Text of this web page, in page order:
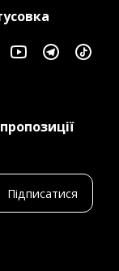
Підписатися